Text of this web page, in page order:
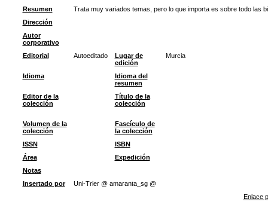
Resumen
Trata muy variados temas, pero lo que importa es sobre todo las
Dirección
Autor
corporativo
Editorial
Autoeditado
Lugar de
edición
Murcia
Idioma
Idioma del
resumen
Editor de la
colección
Título de la
colección
Volumen de la
colección
Fascículo de
la colección
ISSN
ISBN
Área
Expedición
Notas
Insertado por
Uni-Trier @ amaranta_sg @
Enlace